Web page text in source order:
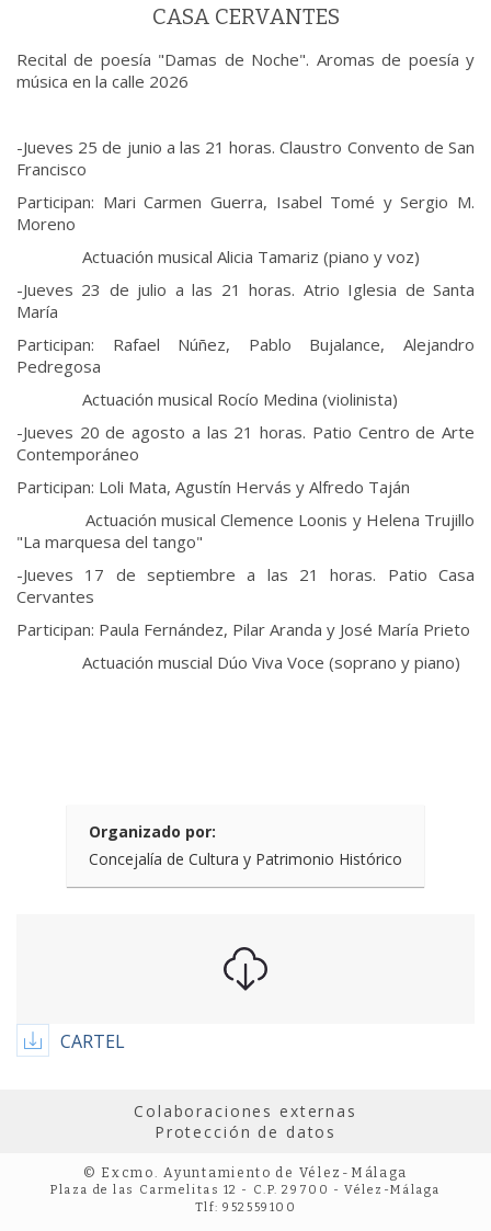
CASA CERVANTES
Recital de poesía "Damas de Noche". Aromas de poesía y
música en la calle 2026
-Jueves 25 de junio a las 21 horas. Claustro Convento de San
Francisco
Participan: Mari Carmen Guerra, Isabel Tomé y Sergio M.
Moreno
Actuación musical Alicia Tamariz (piano y voz)
-Jueves 23 de julio a las 21 horas. Atrio Iglesia de Santa
María
Participan: Rafael Núñez, Pablo Bujalance, Alejandro
Pedregosa
Actuación musical Rocío Medina (violinista)
-Jueves 20 de agosto a las 21 horas. Patio Centro de Arte
Contemporáneo
Participan: Loli Mata, Agustín Hervás y Alfredo Taján
Actuación musical Clemence Loonis y Helena Trujillo
"La marquesa del tango"
-Jueves 17 de septiembre a las 21 horas. Patio Casa
Cervantes
Participan: Paula Fernández, Pilar Aranda y José María Prieto
Actuación muscial Dúo Viva Voce (soprano y piano)
Organizado por:
Concejalía de Cultura y Patrimonio Histórico
CARTEL
Colaboraciones externas
Protección de datos
© Excmo. Ayuntamiento de Vélez-Málaga
Plaza de las Carmelitas 12 - C.P. 29700 - Vélez-Málaga
Tlf: 952559100